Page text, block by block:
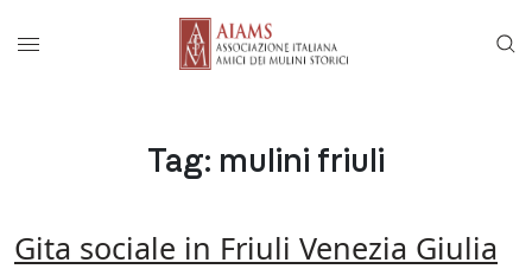
di accesso rapido ai contenuti
al menu di navigazione principale
al contenuto
Menu principale
Tag: mulini friuli
Gita sociale in Friuli Venezia Giulia